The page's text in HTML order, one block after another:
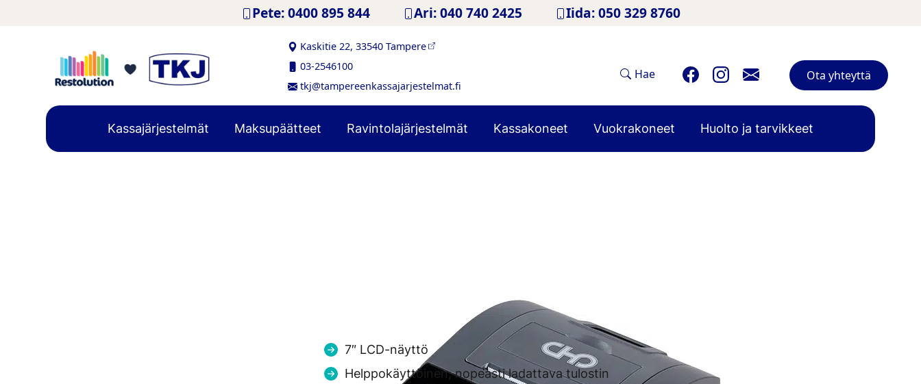
Pete: 0400 895 844 Ari: 040 740 2425 Iida: 050 329 8760
Kaskitie 22, 33540 Tampere
03-2546100
tkj@tampereenkassajarjestelmat.fi
Hae Ota yhteyttä
Kassajärjestelmät Maksupäätteet Ravintolajärjestelmät Kassakoneet Vuokrakoneet Huolto ja tarvikkeet
Pieni, monipuolinen ja moderni mobiili-POS-laite, joka tarjoaa kaiken tarvittavan sujuvaan
7″ LCD-näyttö
Helppokäyttöinen, nopeasti ladattava tulostin